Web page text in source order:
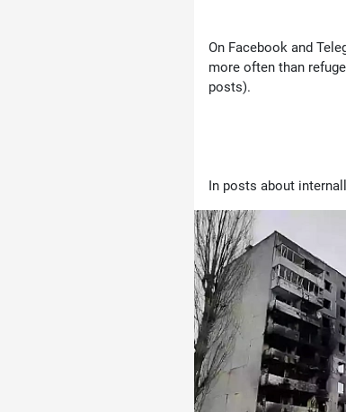
On Facebook and
more often than
posts).
In posts about